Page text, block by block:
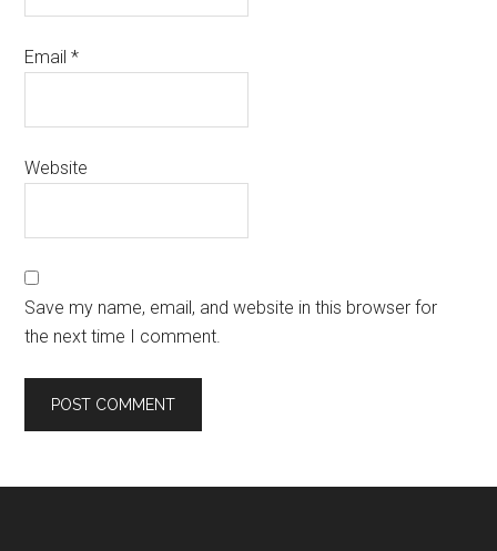
Email*
Website
Save my name, email, and website in this browser for
the next time I comment.